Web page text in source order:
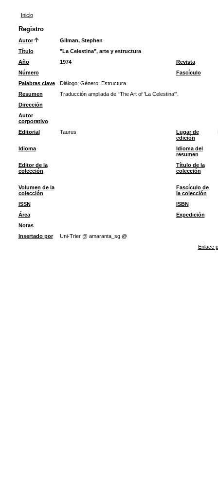
Inicio
Registro
Autor
Gilman, Stephen
Título
"La Celestina", arte y estructura
Año
1974
Revista
Número
Fascículo
Palabras clave
Diálogo; Género; Estructura
Resumen
Traducción ampliada de “The Art of 'La Celestina'”.
Dirección
Autor
corporativo
Editorial
Taurus
Lugar de
edición
Idioma
Idioma del
resumen
Editor de la
colección
Título de la
colección
Volumen de la
colección
Fascículo de
la colección
ISSN
ISBN
Área
Expedición
Notas
Insertado por
Uni-Trier @ amaranta_sg @
Enlace